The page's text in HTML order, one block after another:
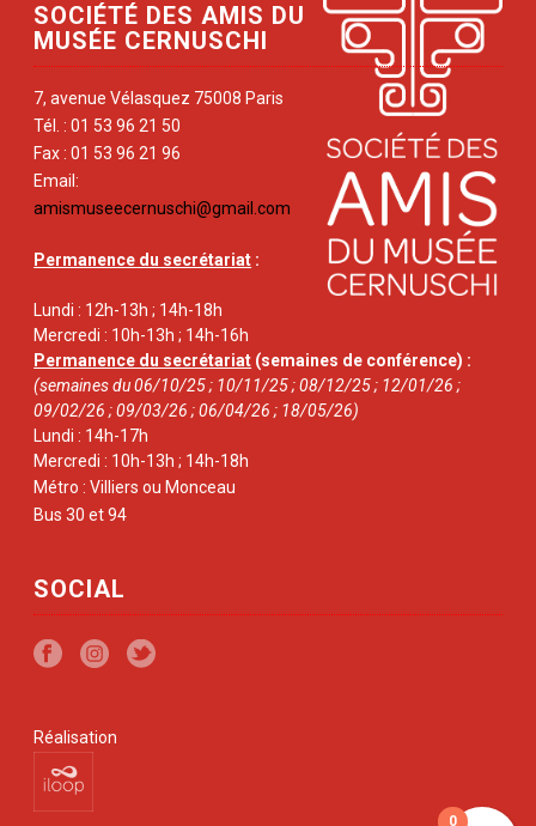
SOCIÉTÉ DES AMIS DU
MUSÉE CERNUSCHI
7, avenue Vélasquez 75008 Paris
Tél. : 01 53 96 21 50
Fax : 01 53 96 21 96
Email:
amismuseecernuschi@gmail.com
Permanence du secrétariat :
Lundi : 12h-13h ; 14h-18h
Mercredi : 10h-13h ; 14h-16h
Permanence du secrétariat (semaines de conférence) :
(semaines du 06/10/25 ; 10/11/25 ; 08/12/25 ; 12/01/26 ;
09/02/26 ; 09/03/26 ; 06/04/26 ; 18/05/26)
Lundi : 14h-17h
Mercredi : 10h-13h ; 14h-18h
Métro : Villiers ou Monceau
Bus 30 et 94
SOCIAL
Réalisation
0